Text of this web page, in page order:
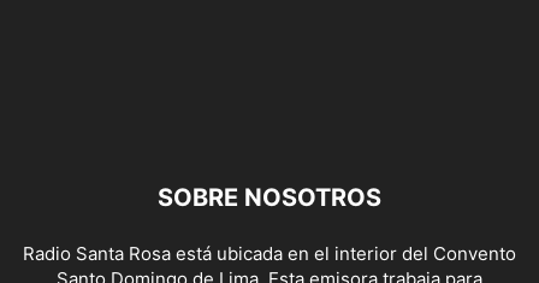
SOBRE NOSOTROS
Radio Santa Rosa está ubicada en el interior del Convento